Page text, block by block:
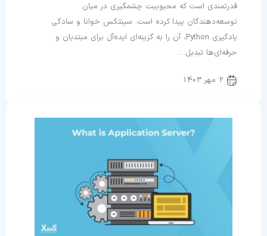
قدرتمندی است که محبوبیت چشمگیری در میان
توسعه‌دهندگان پیدا کرده است. سینتکس خوانا و سادگی
یادگیری Python، آن را به گزینه‌ای ایده‌آل برای مبتدیان و
حرفه‌ای‌ها تبدیل…
2 مهر 1403